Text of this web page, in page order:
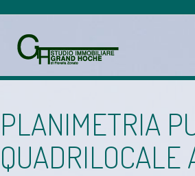
PLANIMETRIA
QUADRILOCALE